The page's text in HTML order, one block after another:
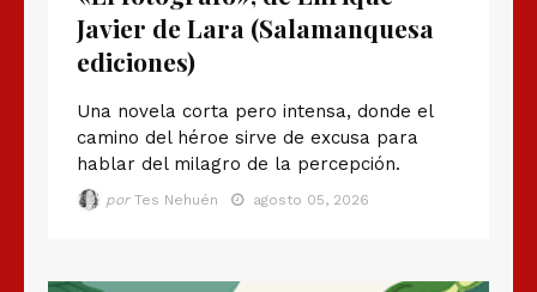
Javier de Lara (Salamanquesa
ediciones)
Una novela corta pero intensa, donde el
camino del héroe sirve de excusa para
hablar del milagro de la percepción.
por Tes Nehuén agosto 05, 2026